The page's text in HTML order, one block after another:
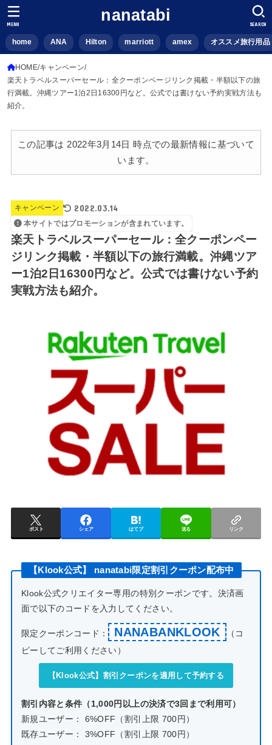
nanatabi
home ANA Hilton marriott amex オススメ旅行用品
SEARCH
MENU
HOME キャンペーン
楽天トラベルスーパーセール：全クーポンページリンク掲載・半額以下の旅
行満載。沖縄ツアー1泊2日16300円など。公式では書けない予約実戦方法も
紹介。
この記事は 2022年3月14日 時点での最新情報に基づいて
います。
キャンペーン 2022.03.14
本サイトではプロモーションが含まれています。
楽天トラベルスーパーセール：全クーポンペー
ジリンク掲載・半額以下の旅行満載。沖縄ツア
ー1泊2日16300円など。公式では書けない予約
実戦方法も紹介。
ポスト シェア はてブ 送る リンク
【Klook公式】 nanatabi限定割引クーポン配布中
Klook公式クリエイター専用の特別クーポンです。決済画
面で以下のコードを入力してください。
限定クーポンコード： NANABANKLOOK
（コ
ピーしてご利用ください）
【Klook公式】割引クーポンを適用して予約する
割引内容と条件（1,000円以上の決済で3回まで利用可）
新規ユーザー： 6%OFF（割引上限 700円）
既存ユーザー： 3%OFF（割引上限 700円）